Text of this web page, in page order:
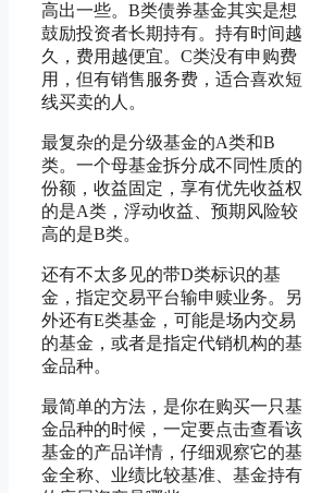
高出一些。B类债券基金其实是想
鼓励投资者长期持有。持有时间越
久，费用越便宜。C类没有申购费
用，但有销售服务费，适合喜欢短
线买卖的人。
最复杂的是分级基金的A类和B
类。一个母基金拆分成不同性质的
份额，收益固定，享有优先收益权
的是A类，浮动收益、预期风险较
高的是B类。
还有不太多见的带D类标识的基
金，指定交易平台输申赎业务。另
外还有E类基金，可能是场内交易
的基金，或者是指定代销机构的基
金品种。
最简单的方法，是你在购买一只基
金品种的时候，一定要点击查看该
基金的产品详情，仔细观察它的基
金全称、业绩比较基准、基金持有